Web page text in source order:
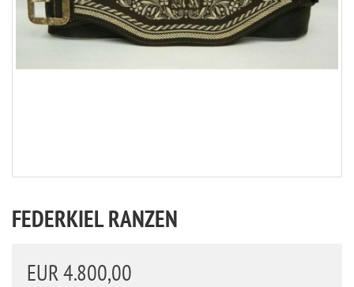
FEDERKIEL RANZEN
EUR 4.800,00